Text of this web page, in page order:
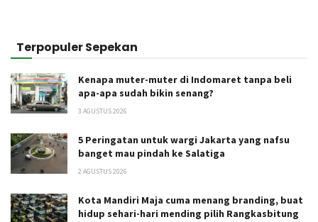
Terpopuler Sepekan
Kenapa muter-muter di Indomaret tanpa beli
apa-apa sudah bikin senang?
3 AGUSTUS 2026
5 Peringatan untuk wargi Jakarta yang nafsu
banget mau pindah ke Salatiga
2 AGUSTUS 2026
Kota Mandiri Maja cuma menang branding, buat
hidup sehari-hari mending pilih Rangkasbitung